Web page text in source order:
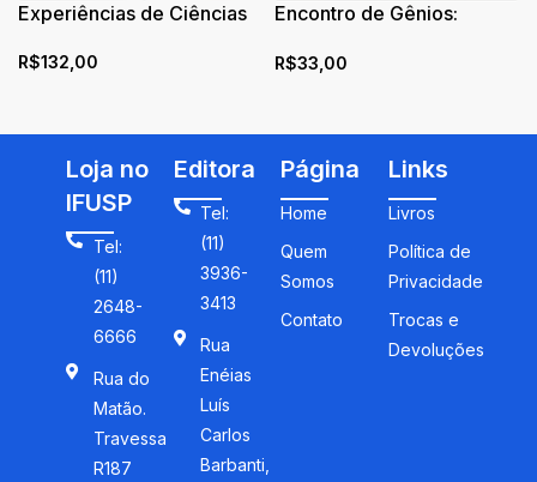
Experiências de Ciências
R$132,00
Encontro de Gênios:
R$33,00
Loja no
IFUSP
Tel:
(11)
2648-
6666
Rua do
Matão.
Travessa
R187
Editora
Tel:
(11)
3936-
3413
Rua
Enéias
Luís
Carlos
Barbanti,
Página
Home
Quem
Somos
Contato
Links
Livros
Política de
Privacidade
Trocas e
Devoluções